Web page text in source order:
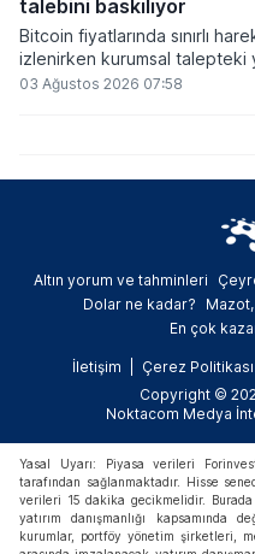
talebini baskılıyor
Bitcoin fiyatlarında sınırlı
izlenirken kurumsal talepteki
piyasa dinamiklerini etkiliyor.
03 Ağustos 2026 07:58
Altın yorum ve tahminleri
Dolar ne kadar?
En çok
İletişim Çerez Politikası
Copyright ©
Noktacom Medya
Yasal Uyarı: Piyasa verileri
tarafından sağlanmaktadır. Hisse
verileri 15 dakika gecikmelidir.
yatırım danışmanlığı kapsamında
kurumlar, portföy yönetim şirketleri,